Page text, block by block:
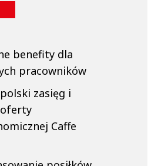
benefity dla
pracowników
zasięg i
Caffe